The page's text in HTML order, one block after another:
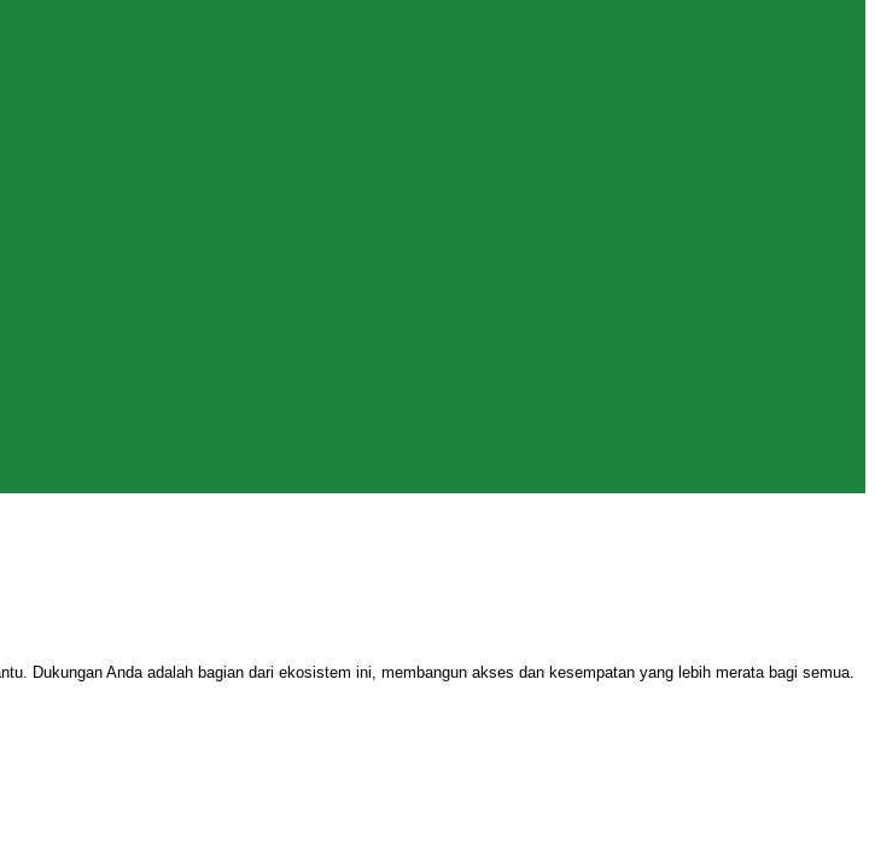
Dukungan Anda adalah bagian dari ekosistem ini, membangun akses dan kesempatan yang lebih merata bagi semua.